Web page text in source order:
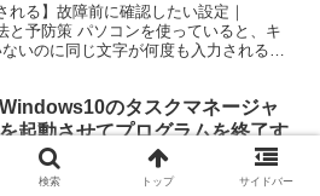
れる】故障前に確認したい設定｜
と予防策 パソコンを使っていると、キ
いのに同じ文字が何度も入力されるこ
Windows10のタスクマネージャ
を起動させてプログラムを終了す
る(ショートカットキーと表示方
検索 トップ サイドバー